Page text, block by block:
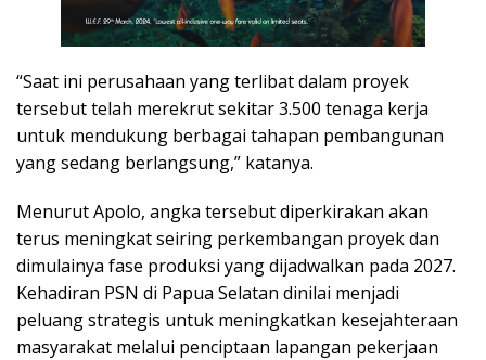
“Saat ini perusahaan yang terlibat dalam proyek
tersebut telah merekrut sekitar 3.500 tenaga kerja
untuk mendukung berbagai tahapan pembangunan
yang sedang berlangsung,” katanya.
Menurut Apolo, angka tersebut diperkirakan akan
terus meningkat seiring perkembangan proyek dan
dimulainya fase produksi yang dijadwalkan pada 2027.
Kehadiran PSN di Papua Selatan dinilai menjadi
peluang strategis untuk meningkatkan kesejahteraan
masyarakat melalui penciptaan lapangan pekerjaan